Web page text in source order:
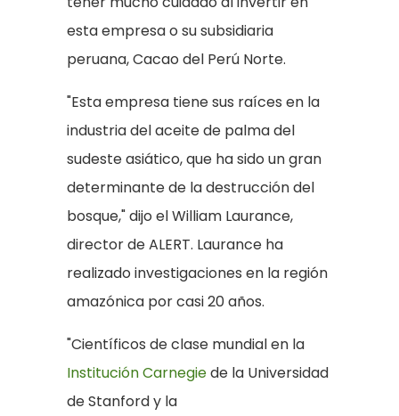
esta empresa o su subsidiaria
peruana, Cacao del Perú Norte.
"Esta empresa tiene sus raíces en la
industria del aceite de palma del
sudeste asiático, que ha sido un gran
determinante de la destrucción del
bosque," dijo el William Laurance,
director de ALERT. Laurance ha
realizado investigaciones en la región
amazónica por casi 20 años.
"Científicos de clase mundial en la
Institución Carnegiede la Universidad
de Stanford y la